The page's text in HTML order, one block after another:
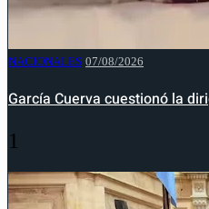
NACIONALES 07/08/2026
García Cuerva cuestionó la
1